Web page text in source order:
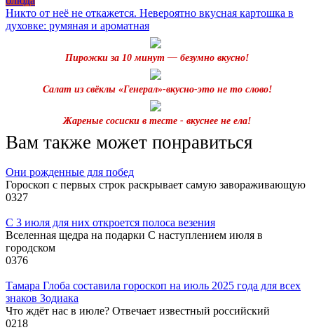
Никто от неё не откажется. Невероятно вкусная картошка в
духовке: румяная и ароматная
Пирожки за 10 минут — безумно вкусно!
Салат из свёклы «Генерал»-вкусно-это не то слово!
Жареные сосиски в тесте - вкуснее не ела!
Вам также может понравиться
Они рожденные для побед
Гороскоп с первых строк раскрывает самую завораживающую
0327
С 3 июля для них откроется полоса везения
Вселенная щедра на подарки С наступлением июля в
городском
0376
Тамара Глоба составила гороскоп на июль 2025 года для всех
знаков Зодиака
Что ждёт нас в июле? Отвечает известный российский
0218